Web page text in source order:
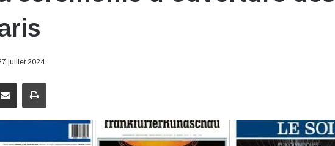
juillet 2024
Partager par email Imprimer